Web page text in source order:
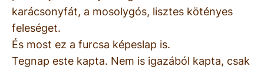
karácsonyfát, a mosolygós, lisztes kötényes
feleséget.
És most ez a furcsa képeslap is.
Tegnap este kapta. Nem is igazából kapta, csak